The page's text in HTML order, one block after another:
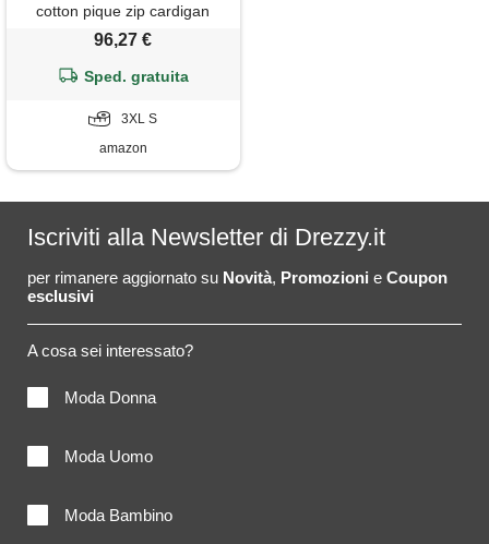
cotton pique zip cardigan
cardigan evening blue
96,27 €
Sped. gratuita
3XL S
amazon
Iscriviti alla Newsletter di Drezzy.it
per rimanere aggiornato su Novità, Promozioni e Coupon
esclusivi
A cosa sei interessato?
Moda Donna
Moda Uomo
Moda Bambino